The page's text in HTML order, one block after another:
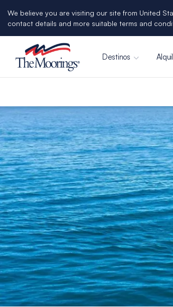
We believe you are visiting our site from United
contact details and more suitable terms and
Destinos